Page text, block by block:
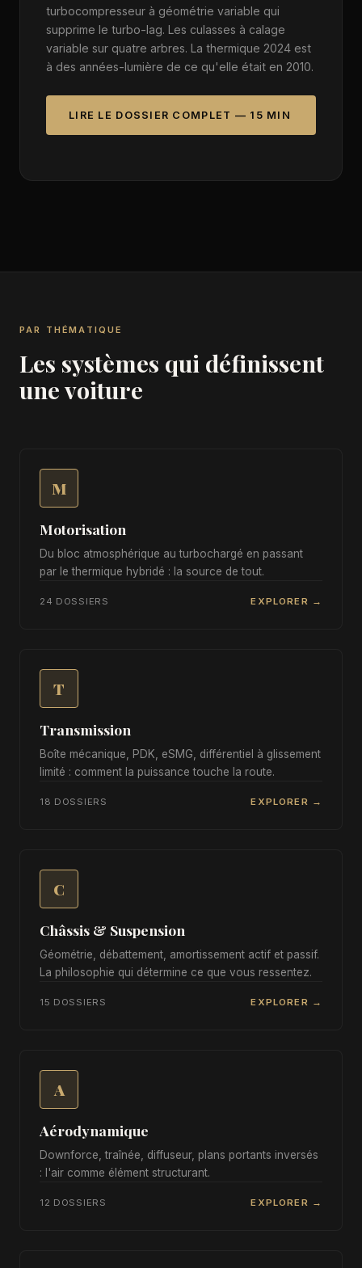
turbocompresseur à géométrie variable qui
supprime le turbo-lag. Les culasses à calage
variable sur quatre arbres. La thermique 2024 est
à des années-lumière de ce qu'elle était en 2010.
LIRE LE DOSSIER COMPLET — 15 MIN
PAR THÉMATIQUE
Les systèmes qui définissent
une voiture
M
Motorisation
Du bloc atmosphérique au turbochargé en passant
par le thermique hybridé : la source de tout.
24 DOSSIERS EXPLORER →
T
Transmission
Boîte mécanique, PDK, eSMG, différentiel à glissement
limité : comment la puissance touche la route.
18 DOSSIERS EXPLORER →
C
Châssis & Suspension
Géométrie, débattement, amortissement actif et passif.
La philosophie qui détermine ce que vous ressentez.
15 DOSSIERS EXPLORER →
A
Aérodynamique
Downforce, traînée, diffuseur, plans portants inversés
: l'air comme élément structurant.
12 DOSSIERS EXPLORER →